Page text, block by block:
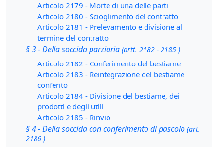
Articolo 2179 - Morte di una delle parti
Articolo 2180 - Scioglimento del contratto
Articolo 2181 - Prelevamento e divisione al
termine del contratto
§ 3 - Della soccida parziaria (artt. 2182 - 2185 )
Articolo 2182 - Conferimento del bestiame
Articolo 2183 - Reintegrazione del bestiame
conferito
Articolo 2184 - Divisione del bestiame, dei
prodotti e degli utili
Articolo 2185 - Rinvio
§ 4 - Della soccida con conferimento di pascolo (art.
2186 )